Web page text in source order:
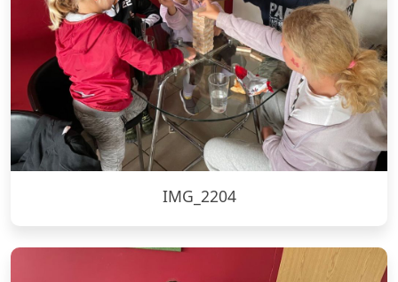
IMG_2204